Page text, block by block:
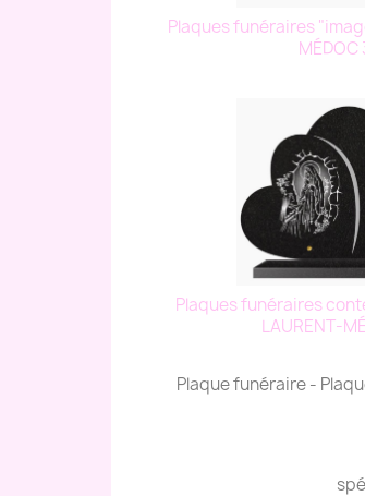
Plaques funéraires
MÉDOC
Plaques funéraires
LAURENT-
Plaque funéraire -